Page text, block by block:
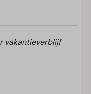
vakantieverblijf